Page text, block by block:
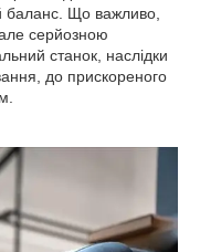
баланс. Що важливо,
серйозною
станок, наслідки
до прискореного